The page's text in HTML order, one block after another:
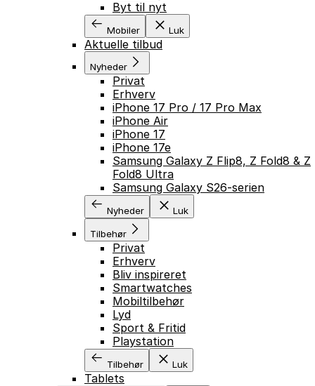
Byt til nyt
Mobiler Luk
Aktuelle tilbud
Nyheder
Privat
Erhverv
iPhone 17 Pro / 17 Pro Max
iPhone Air
iPhone 17
iPhone 17e
Samsung Galaxy Z Flip8, Z Fold8 & Z
Fold8 Ultra
Samsung Galaxy S26-serien
Nyheder Luk
Tilbehør
Privat
Erhverv
Bliv inspireret
Smartwatches
Mobiltilbehør
Lyd
Sport & Fritid
Playstation
Tilbehør Luk
Tablets